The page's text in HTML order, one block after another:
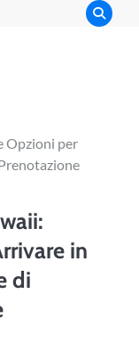
Opzioni per
in
di